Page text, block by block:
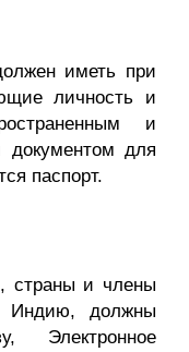
иметь при
личность и
и
документом для
паспорт.
страны и члены
Индию, должны
Электронное